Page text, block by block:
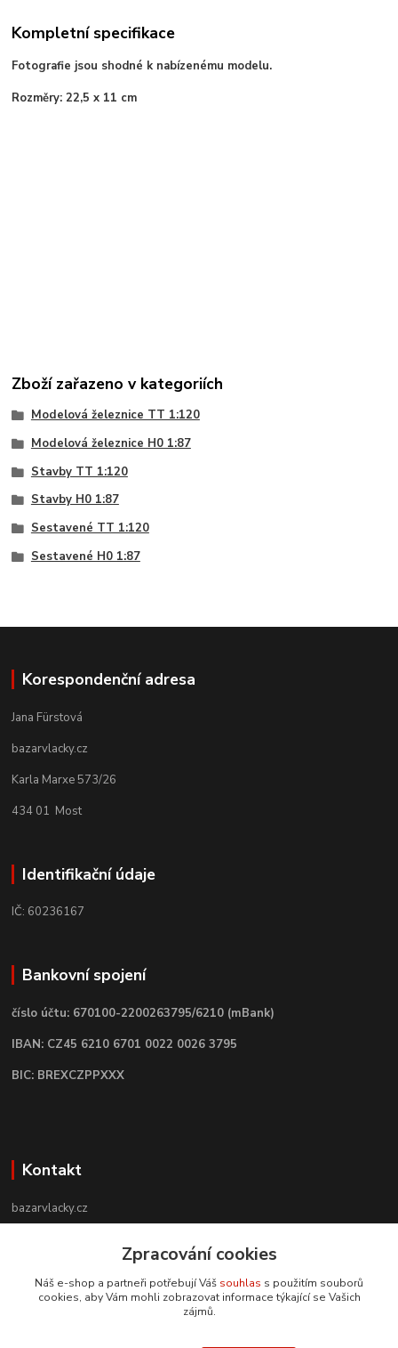
Kompletní specifikace
Fotografie jsou shodné k nabízenému modelu.
Rozměry: 22,5x 11 cm
Zboží zařazeno v kategoriích
Modelová železnice TT 1:120
Modelová železnice H0 1:87
Stavby TT 1:120
Stavby H0 1:87
Sestavené TT 1:120
Sestavené H0 1:87
Korespondenční adresa
Jana Fürstová
bazarvlacky.cz
Karla Marxe 573/26
434 01 Most
Identifikační údaje
IČ: 60236167
Bankovní spojení
číslo účtu: 670100-2200263795/6210 (mBank)
IBAN: CZ45 6210 6701 0022 0026 3795
BIC: BREXCZPPXXX
Kontakt
bazarvlacky.cz
+420 774 141 314
info@bazarvlacky.cz
Zpracování cookies
Náš e-shop a partneři potřebují Váš souhlas s použitím souborů
cookies, aby Vám mohli zobrazovat informace týkající se Vašich
zájmů.